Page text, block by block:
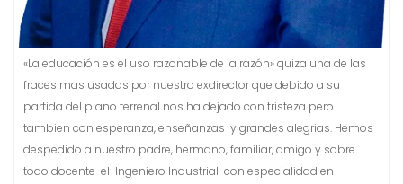
«La educación es el uso razonable de la razón» quiza una de las
fraces mas usadas por nuestro exdirector que debido a su
partida del plano terrenal nos ha dejado con tristeza pero
tambien con esperanza, enseñanzas y grandes alegrias. Hemos
despedido a nuestro padre, hermano, familiar, amigo y sobre
todo docente el Ingeniero Industrial con especialidad en